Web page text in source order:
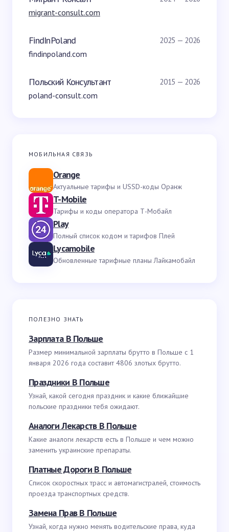
migrant-consult.com
FindInPoland 2025 — 2026
findinpoland.com
Польский Консультант 2015 — 2026
poland-consult.com
МОБИЛЬНАЯ СВЯЗЬ
Orange
Актуальные тарифы и USSD-коды Оранж
T-Mobile
Тарифы и коды оператора Т-Мобайл
Play
Полный список кодом и тарифов Плей
Lycamobile
Обновленные тарифные планы Лайкамобайл
ПОЛЕЗНО ЗНАТЬ
Зарплата В Польше
Размер минимальной зарплаты брутто в Польше с 1
января 2026 года составит 4806 злотых брутто.
Праздники В Польше
Узнай, какой сегодня праздник и какие ближайшие
польские праздники тебя ожидают.
Аналоги Лекарств В Польше
Какие аналоги лекарств есть в Польше и чем можно
заменить украинские препараты.
Платные Дороги В Польше
Список скоростных трасс и автомагистралей, стоимость
проезда транспортных средств.
Замена Прав В Польше
Узнай, когда нужно менять водительские права, куда